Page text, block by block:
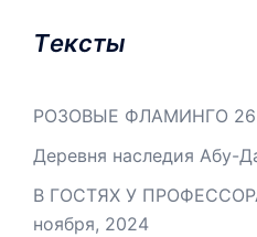
Tексты
РОЗОВЫЕ ФЛАМИНГО
Деревня наследия Абу-
В ГОСТЯХ У
ноября, 2024